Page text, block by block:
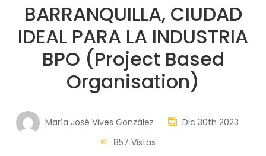
BARRANQUILLA, CIUDAD
IDEAL PARA LA INDUSTRIA
BPO (Project Based
Organisation)
María José Vives González
Dic 30th 2023
857 Vistas